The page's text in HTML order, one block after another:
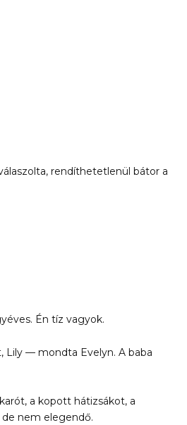
rendíthetetlenül bátor a
Én tíz vagyok.
Lily — mondta Evelyn. A baba
a kopott hátizsákot, a
nem elegendő.